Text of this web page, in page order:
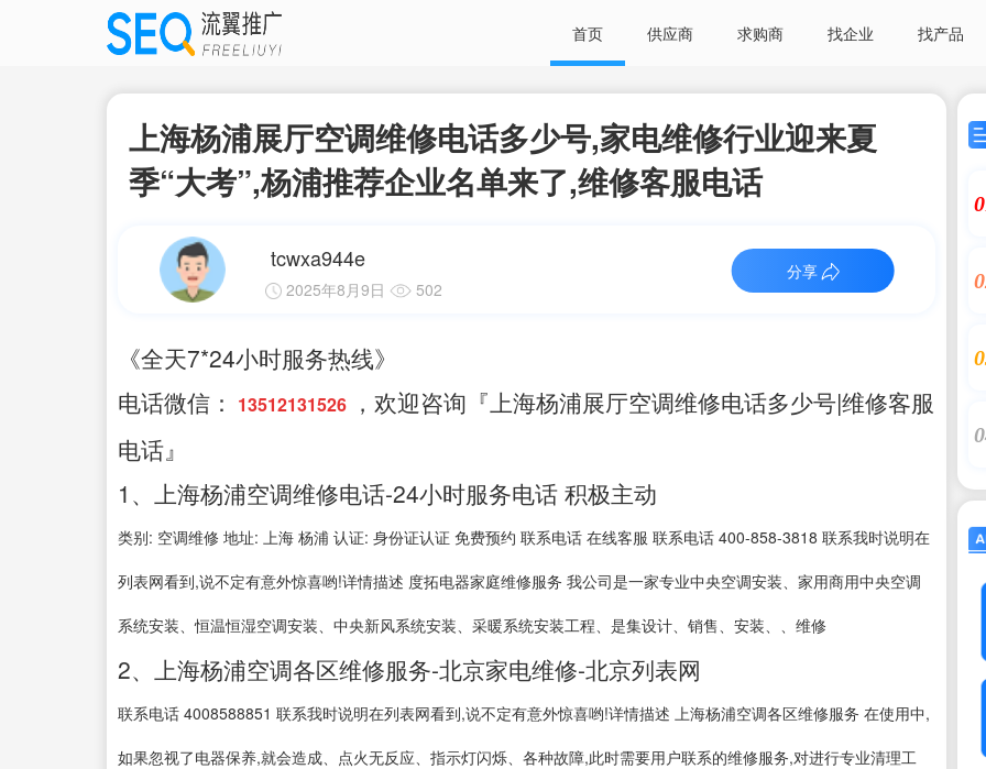
首页 供应商 求购商 找企业 找产品
上海杨浦展厅空调维修电话多少号,家电维修行业迎来夏
季“大考”,杨浦推荐企业名单来了,维修客服电话
tcwxa944e
2025年8月9日 502
分享
《全天7*24小时服务热线》
电话微信：
13512131526 ，欢迎咨询『上海杨浦展厅空调维修电话多少号|维修客服
电话』
1、上海杨浦空调维修电话-24小时服务电话 积极主动
类别: 空调维修 地址: 上海 杨浦 认证: 身份证认证 免费预约 联系电话 在线客服 联系电话 400-858-3818 联系我时说明在
列表网看到,说不定有意外惊喜哟!详情描述 度拓电器家庭维修服务 我公司是一家专业中央空调安装、家用商用中央空调
系统安装、恒温恒湿空调安装、中央新风系统安装、采暖系统安装工程、是集设计、销售、安装、、维修
2、上海杨浦空调各区维修服务-北京家电维修-北京列表网
联系电话 4008588851 联系我时说明在列表网看到,说不定有意外惊喜哟!详情描述 上海杨浦空调各区维修服务 在使用中,
如果忽视了电器保养,就会造成、点火无反应、指示灯闪烁、各种故障,此时需要用户联系的维修服务,对进行专业清理工